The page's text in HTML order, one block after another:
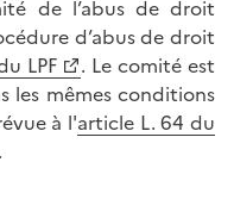
de l’abus de droit
d’abus de droit
LPF
. Le comité est
les mêmes conditions
à l'article L. 64 du